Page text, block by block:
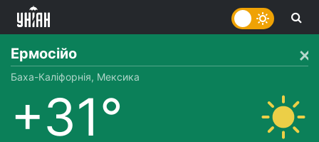
Ермосійо
Баха-Каліфорнія, Мексика
+31°